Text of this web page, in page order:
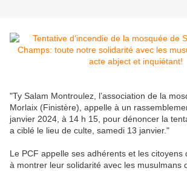
"Ty Salam Montroulez, l’association de la
Morlaix (Finistère), appelle à un
janvier 2024, à 14 h 15, pour dénoncer la
a ciblé le lieu de culte, samedi 13 janvier."
Le PCF appelle ses adhérents et les citoyens
à montrer leur solidarité avec les musulmans